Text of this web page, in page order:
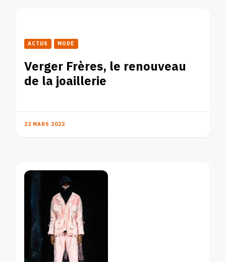
ACTUS MODE
Verger Frères, le renouveau
de la joaillerie
22 MARS 2022